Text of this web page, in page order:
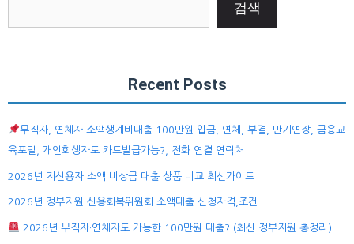
검색
Recent Posts
무직자, 연체자 소액생계비대출 100만원 입금, 연체, 부결, 만기연장, 금융교
육포털, 개인회생자도 카드발급가능?, 전화 연결 연락처
2026년 저신용자 소액 비상금 대출 상품 비교 최신가이드
2026년 정부지원 신용회복위원회 소액대출 신청자격,조건
2026년 무직자·연체자도 가능한 100만원 대출? (최신 정부지원 총정리)